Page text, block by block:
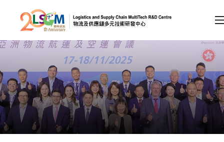
跳到內容（按回車鍵）
會員登入
A A EN 繁 简